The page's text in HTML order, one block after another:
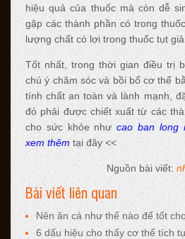
hiệu quả của thuốc mà còn dễ
gặp các thành phần có trong
lượng chất có lợi trong thuốc tụt
Tốt nhất, trong thời gian điều trị
chú ý chăm sóc và bồi bổ cơ thể
tính chất an toàn và lành mạnh,
đó phải được chiết xuất từ các
cho sức khỏe nhưcao ban long
xem thêm tại đây <<
Nguồn bài viết:
Bài viết liên quan
Nên ăn cá như thế nào để tốt
6 dấu hiệu cho thấy cơ thể tích